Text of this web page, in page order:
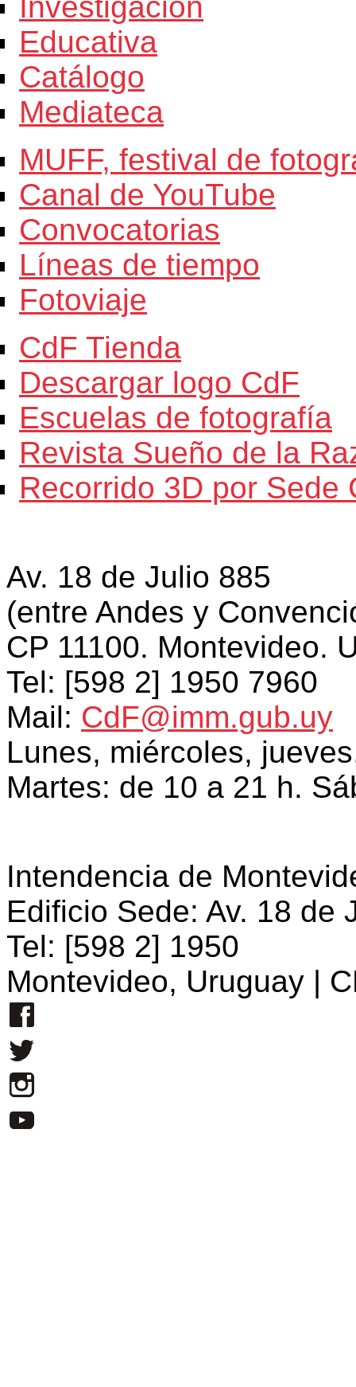
Educativa
Catálogo
Mediateca
MUFF, festival de
Canal de YouTube
Convocatorias
Líneas de tiempo
Fotoviaje
CdF Tienda
Descargar logo CdF
Escuelas de fotografía
Revista Sueño de la
Recorrido 3D por Sede
Av. 18 de Julio 885
(entre Andes y
CP 11100. Montevideo.
Tel: [598 2] 1950 7960
Mail: CdF@imm.gub.uy
Lunes, miércoles,
Martes: de 10 a 21 h.
Intendencia de
Edificio Sede: Av. 18 de
Tel: [598 2] 1950
Montevideo, Uruguay |